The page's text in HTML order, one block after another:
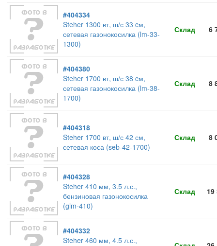
#404334
Steher 1300 вт, ш/с 33 cм,
сетевая газонокосилка (lm-33-
1300)
Склад 6
#404380
Steher 1700 вт, ш/с 38 cм,
сетевая газонокосилка (lm-38-
1700)
Склад 8
#404318
Steher 1700 вт, ш/с 42 см,
сетевая коса (seb-42-1700)
Склад 8
#404328
Steher 410 мм, 3.5 л.с.,
бензиновая газонокосилка
(glm-410)
Склад 19
#404332
Steher 460 мм, 4.5 л.с.,